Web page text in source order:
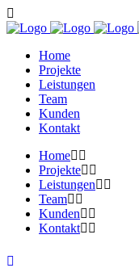
Home
Projekte
Leistungen
Team
Kunden
Kontakt
Home
Projekte
Leistungen
Team
Kunden
Kontakt